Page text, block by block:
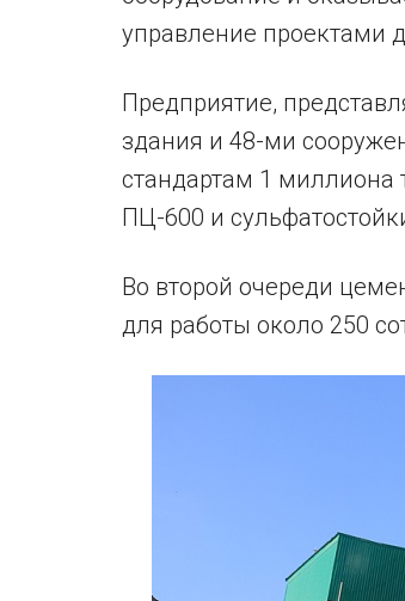
управление проектами
Предприятие,
здания и 48-ми
стандартам 1
ПЦ-600 и
Во второй очереди
для работы около 250